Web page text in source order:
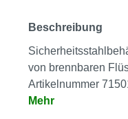
Beschreibung
von brennbaren
Artikelnummer
Mehr